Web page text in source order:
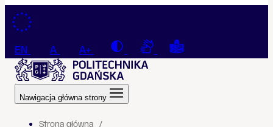
Przejdź do treści
EN A A+ Contrast Connection with a sign
Tekst łatwy do
Nawigacja główna strony
Strona główna